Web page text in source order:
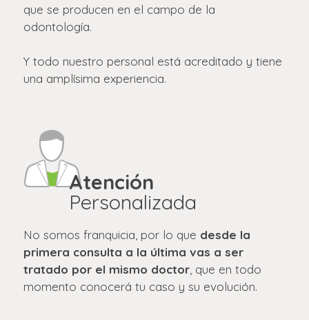
que se producen en el campo de la
odontología.
Y todo nuestro personal está acreditado y tiene
una amplísima experiencia.
Atención
Personalizada
No somos franquicia, por lo que desde la
primera consulta a la última vas a ser
tratado por el mismo doctor , que en todo
momento conocerá tu caso y su evolución.